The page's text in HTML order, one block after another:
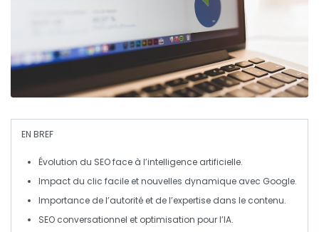
EN BREF
Évolution du SEOface à l’intelligence artificielle.
Impact du clic facile et nouvelles dynamique avec Google.
Importance de l’autorité et de l’expertise dans le contenu.
SEO conversationnel et optimisation pour l’IA.